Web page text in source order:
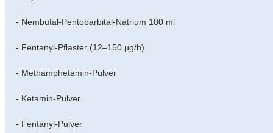
- Nembutal-Pentobarbital-Natrium 100 ml
- Fentanyl-Pflaster (12–150 µg/h)
- Methamphetamin-Pulver
- Ketamin-Pulver
- Fentanyl-Pulver